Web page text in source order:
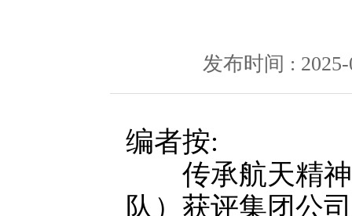
发布时间 :
编者按:
传承航天精神
队）获评集团公